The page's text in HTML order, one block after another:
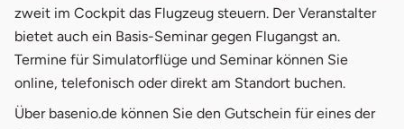
zweit im Cockpit das Flugzeug steuern. Der Veranstalter
bietet auch ein Basis-Seminar gegen Flugangst an.
Termine für Simulatorflüge und Seminar können Sie
online, telefonisch oder direkt am Standort buchen.
Über basenio.de können Sie den Gutschein für eines der